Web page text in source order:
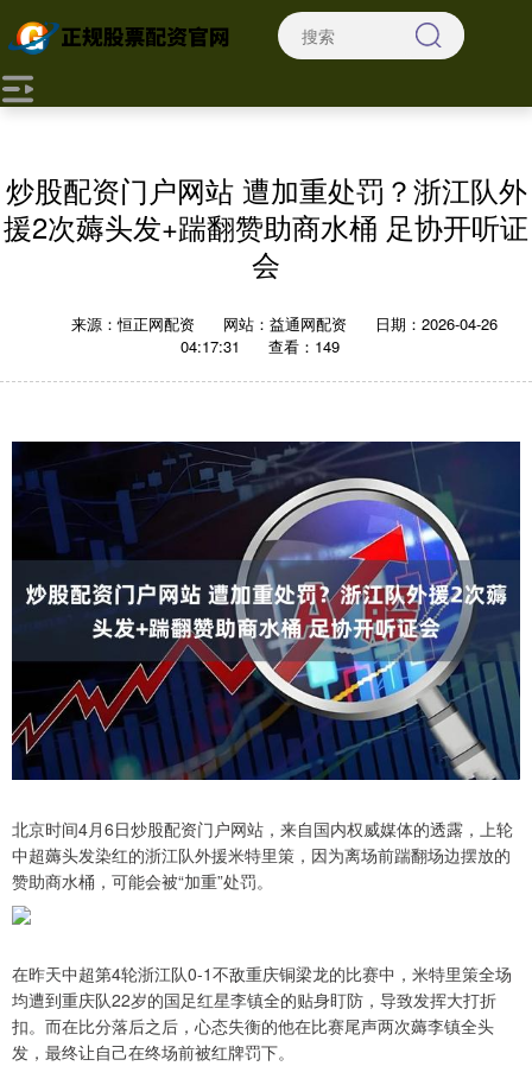
炒股配资门户网站 遭加重处罚？浙江队外
援2次薅头发+踹翻赞助商水桶 足协开听证
会
来源：恒正网配资 网站：益通网配资
日期：2026-04-26
04:17:31
查看：149
北京时间4月6日炒股配资门户网站，来自国内权威媒体的透露，上轮
中超薅头发染红的浙江队外援米特里策，因为离场前踹翻场边摆放的
赞助商水桶，可能会被“加重”处罚。
在昨天中超第4轮浙江队0-1不敌重庆铜梁龙的比赛中，米特里策全场
均遭到重庆队22岁的国足红星李镇全的贴身盯防，导致发挥大打折
扣。而在比分落后之后，心态失衡的他在比赛尾声两次薅李镇全头
发，最终让自己在终场前被红牌罚下。